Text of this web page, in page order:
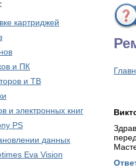
картриджей
и ПК
и ТВ
и электронных книг
PS
данных
Eva Vision